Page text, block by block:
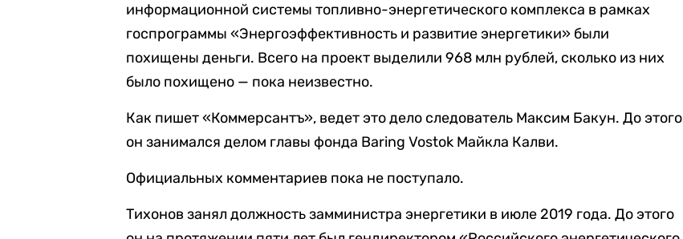
информационной системы топливно-энергетического комплекса в рамках
госпрограммы «Энергоэффективность и развитие энергетики» были
похищены деньги. Всего на проект выделили 968 млн рублей, сколько из них
было похищено — пока неизвестно.
Как пишет «Коммерсантъ», ведет это дело следователь Максим Бакун. До этого
он занимался делом главы фонда Baring Vostok Майкла Калви.
Официальных комментариев пока не поступало.
Тихонов занял должность замминистра энергетики в июле 2019 года. До этого